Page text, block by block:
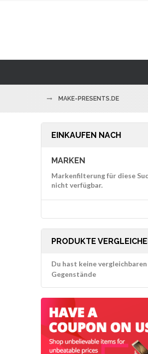
MAKE-PRESENTS.DE
EINKAUFEN NACH
MARKEN
Markenfilterung für diese
nicht verfügbar.
PRODUKTE
Du hast keine vergleichbaren
Gegenstände